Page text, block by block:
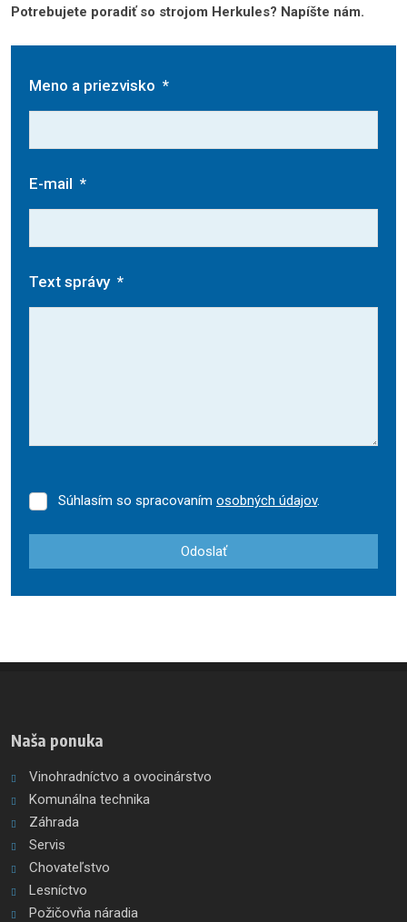
Potrebujete poradiť so strojom Herkules? Napíšte nám.
Meno a priezvisko *
E-mail *
Text správy *
Súhlasím
spracovaním
Súhlasím so spracovaním osobných údajov.
Odoslať
odoslať
Naša ponuka
Vinohradníctvo a ovocinárstvo
Komunálna technika
Záhrada
Servis
Chovateľstvo
Lesníctvo
Požičovňa náradia